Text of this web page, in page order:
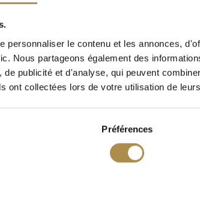
personnaliser le contenu et les annonces,
Nous partageons également des
de publicité et d'analyse, qui peuvent
ont collectées lors de votre utilisation de
Préférences